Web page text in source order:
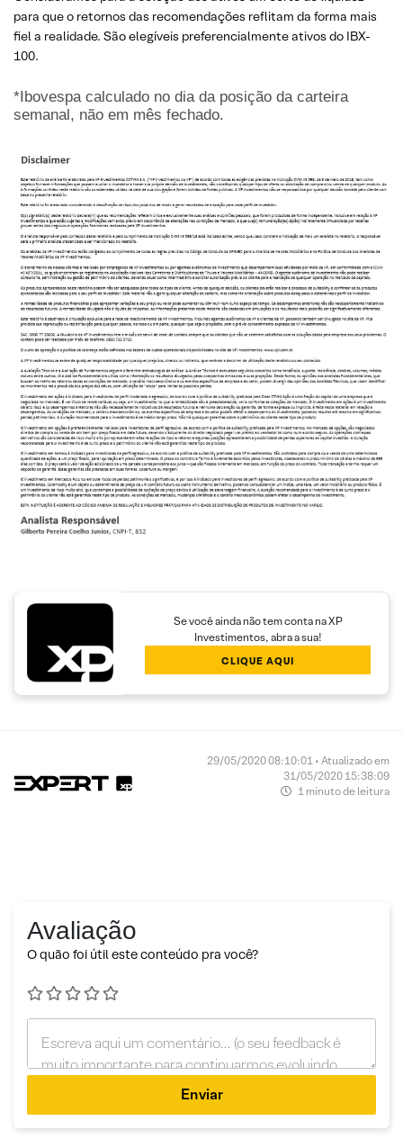
para que o retornos das recomendações reflitam da forma mais
fiel a realidade. São elegíveis preferencialmente ativos do IBX-
100.
*Ibovespa calculado no dia da posição da carteira
semanal, não em mês fechado.
Se você ainda não tem conta na XP
Investimentos, abra a sua!
CLIQUE AQUI
29/05/2020 08:10:01 • Atualizado em
31/05/2020 15:38:09
1 minuto de leitura
Avaliação
O quão foi útil este conteúdo pra você?
Enviar